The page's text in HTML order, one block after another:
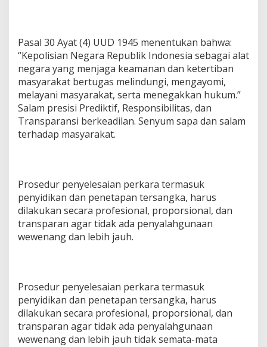
Pasal 30 Ayat (4) UUD 1945 menentukan bahwa:
“Kepolisian Negara Republik Indonesia sebagai alat
negara yang menjaga keamanan dan ketertiban
masyarakat bertugas melindungi, mengayomi,
melayani masyarakat, serta menegakkan hukum.”
Salam presisi Prediktif, Responsibilitas, dan
Transparansi berkeadilan. Senyum sapa dan salam
terhadap masyarakat.
Prosedur penyelesaian perkara termasuk
penyidikan dan penetapan tersangka, harus
dilakukan secara profesional, proporsional, dan
transparan agar tidak ada penyalahgunaan
wewenang dan lebih jauh.
Prosedur penyelesaian perkara termasuk
penyidikan dan penetapan tersangka, harus
dilakukan secara profesional, proporsional, dan
transparan agar tidak ada penyalahgunaan
wewenang dan lebih jauh tidak semata-mata